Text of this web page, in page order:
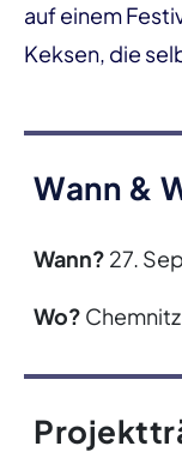
auf einem
Keksen, die
Wann &
Wann? 27.
Wo?